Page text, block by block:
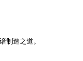
制造之道。